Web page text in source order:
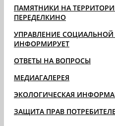
ПАМЯТНИКИ НА
ПЕРЕДЕЛКИНО
УПРАВЛЕНИЕ
ИНФОРМИРУЕТ
ОТВЕТЫ НА ВОПРОСЫ
МЕДИАГАЛЕРЕЯ
ЭКОЛОГИЧЕСКАЯ
ЗАЩИТА ПРАВ